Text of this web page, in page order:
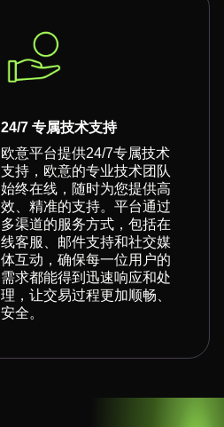
24/7 专属技术支持
欧意平台提供24/7专属技术
支持，欧意的专业技术团队
始终在线，随时为您提供高
效、精准的支持。平台通过
多渠道的服务方式，包括在
线客服、邮件支持和社交媒
体互动，确保每一位用户的
需求都能得到迅速响应和处
理，让交易过程更加顺畅、
安全。